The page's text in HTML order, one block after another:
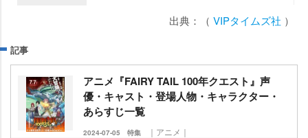
出典：（ VIPタイムズ社 ）
記事
アニメ『FAIRY TAIL 100年クエスト』声
優・キャスト・登場人物・キャラクター・
あらすじ一覧
2024-07-05 特集 ｜アニメ｜